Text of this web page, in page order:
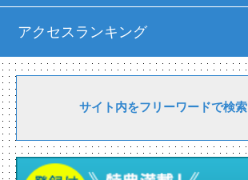
アクセスランキング
サイト内をフリーワードで検索